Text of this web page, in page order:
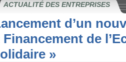
ACTUALITÉ DES ENTREPRISES
d’un
Financement de
»